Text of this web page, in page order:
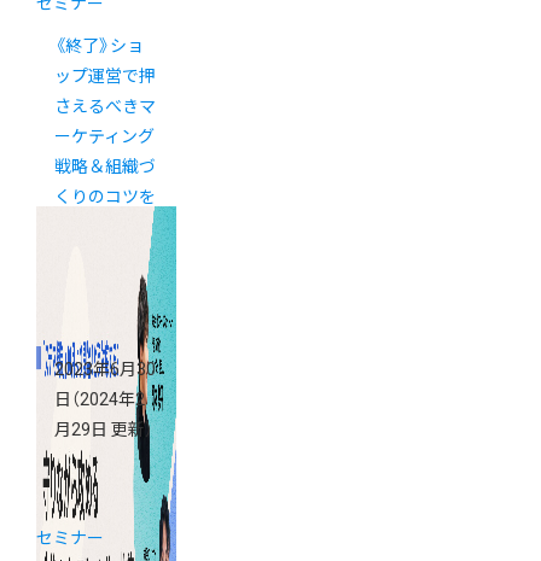
セミナー
《終了》ショ
ップ運営で押
さえるべきマ
ーケティング
戦略＆組織づ
くりのコツを
2023年6月30
日 （2024年2
月29日 更新）
セミナー